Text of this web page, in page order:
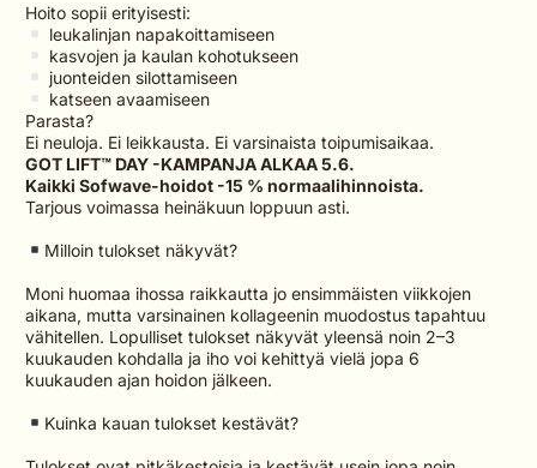
Hoito sopii erityisesti:
leukalinjan napakoittamiseen
kasvojen ja kaulan kohotukseen
juonteiden silottamiseen
katseen avaamiseen
Parasta?
Ei neuloja. Ei leikkausta. Ei varsinaista toipumisaikaa.
GOT LIFT™ DAY -KAMPANJA ALKAA 5.6.
Kaikki Sofwave-hoidot -15 % normaalihinnoista.
Tarjous voimassa heinäkuun loppuun asti.
Milloin tulokset näkyvät?
Moni huomaa ihossa raikkautta jo ensimmäisten viikkojen
aikana, mutta varsinainen kollageenin muodostus tapahtuu
vähitellen. Lopulliset tulokset näkyvät yleensä noin 2–3
kuukauden kohdalla ja iho voi kehittyä vielä jopa 6
kuukauden ajan hoidon jälkeen.
Kuinka kauan tulokset kestävät?